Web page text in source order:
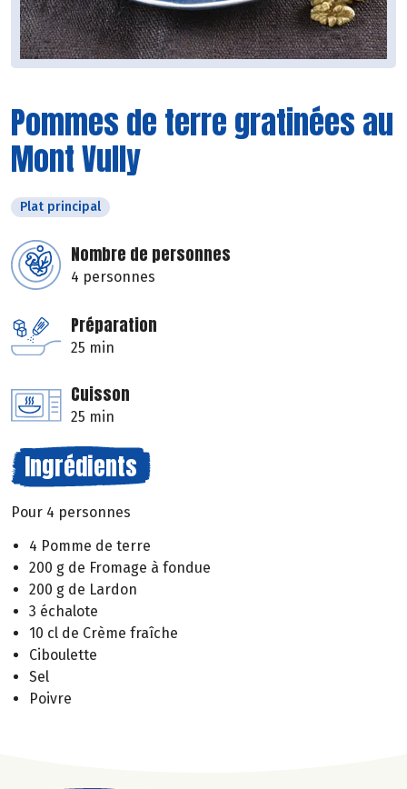
Pommes de terre gratinées au
Mont Vully
Plat principal
Nombre de personnes
4 personnes
Préparation
25 min
Cuisson
25 min
Ingrédients
Pour 4 personnes
4 Pomme de terre
200 g de Fromage à fondue
200 g de Lardon
3 échalote
10 cl de Crème fraîche
Ciboulette
Sel
Poivre